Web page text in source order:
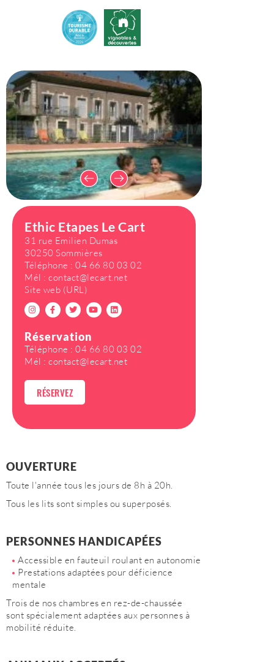
Ethic Etapes Le Cart
31 rue Emilien Dumas
30250 Sommières
Téléphone : 04 66 80 03 02
Mél : contact@lecart.net
Site web (URL)
Réservation
Téléphone : 04 66 80 03 02
Mél : contact@lecart.net
RÉSERVEZ
OUVERTURE
Toute l'année tous les jours de 8h à 20h.
Tous les lits sont simples ou superposés.
PERSONNES HANDICAPÉES
Accessible en fauteuil roulant en autonomie
Prestations adaptées pour déficience
mentale
Trois de nos chambres en rez-de-chaussée
sont spécialement adaptées aux personnes à
mobilité réduite.